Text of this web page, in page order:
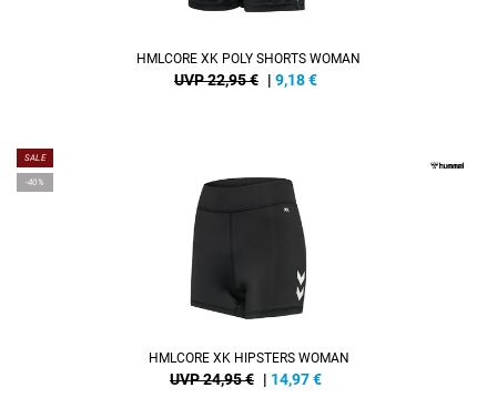
HMLCORE XK POLY SHORTS WOMAN
UVP 22,95 € | 9,18€
SALE
-40%
HMLCORE XK HIPSTERS WOMAN
UVP 24,95 € | 14,97€